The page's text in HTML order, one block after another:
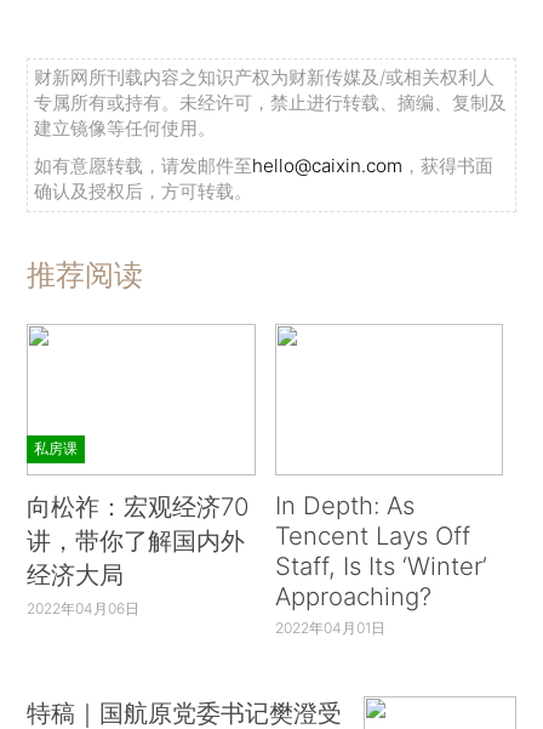
财新网所刊载内容之知识产权为财新传媒及/或相关权利人
专属所有或持有。未经许可，禁止进行转载、摘编、复制及
建立镜像等任何使用。
如有意愿转载，请发邮件至hello@caixin.com ，获得书面
确认及授权后，方可转载。
推荐阅读
私房课
向松祚：宏观经济70
讲，带你了解国内外
经济大局
2022年04月06日
In Depth: As
Tencent Lays Off
Staff, Is Its ‘Winter’
Approaching?
2022年04月01日
特稿｜国航原党委书记樊澄受